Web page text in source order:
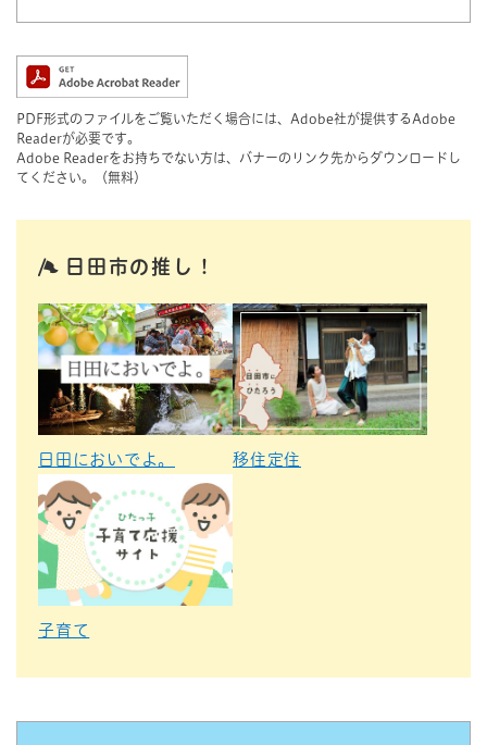
PDF形式のファイルをご覧いただく場合には、Adobe社が提供するAdobe
Readerが必要です。
Adobe Readerをお持ちでない方は、バナーのリンク先からダウンロードし
てください。（無料）
日田市の推し！
日田においでよ。 移住定住
子育て